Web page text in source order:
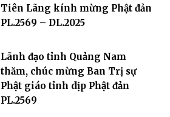
Tiên Lãng kính mừng Phật đản
PL.2569 – DL.2025
Lãnh đạo tỉnh Quảng Nam
thăm, chúc mừng Ban Trị sự
Phật giáo tỉnh dịp Phật đản
PL.2569